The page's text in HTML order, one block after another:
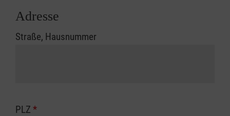
Adresse
Straße, Hausnummer
PLZ *